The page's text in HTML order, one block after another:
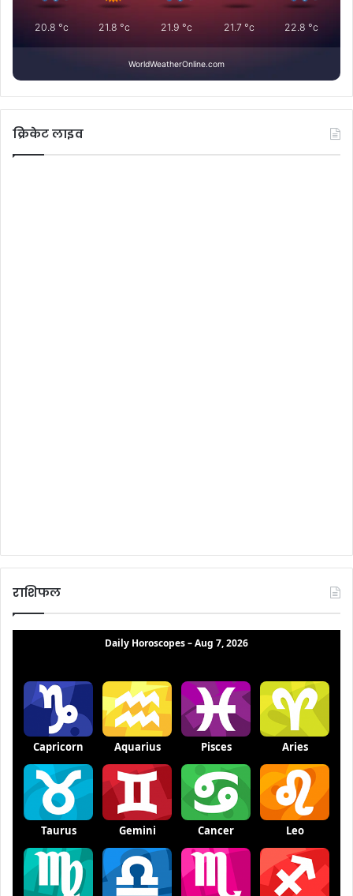
20.8 °c 21.8 °c 21.9 °c 21.7°c 22.8 °c
WorldWeatherOnline.com
क्रिकेट लाइव
राशिफल